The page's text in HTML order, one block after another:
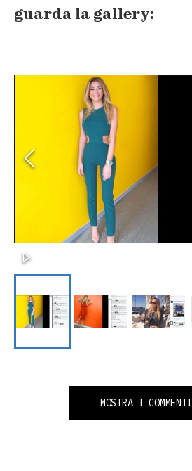
guarda la gallery:
MOSTRA I COMMENTI